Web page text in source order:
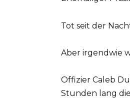
Tot seit der
Aber irgendwie
Offizier Caleb
Stunden lang